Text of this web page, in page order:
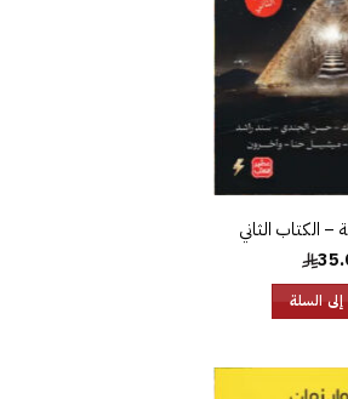
– الكتاب الثاني
السلة